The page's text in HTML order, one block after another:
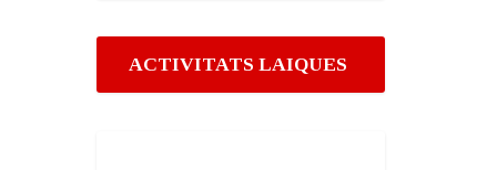
ACTIVITATS LAIQUES